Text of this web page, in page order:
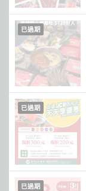
已過期
已過期
已過期